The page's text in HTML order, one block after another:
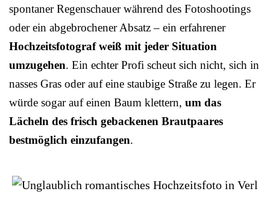
spontaner Regenschauer während des Fotoshootings
oder ein abgebrochener Absatz – ein erfahrener
Hochzeitsfotograf weiß mit jeder Situation
umzugehen. Ein echter Profi scheut sich nicht, sich in
nasses Gras oder auf eine staubige Straße zu legen. Er
würde sogar auf einen Baum klettern, um das
Lächeln des frisch gebackenen Brautpaares
bestmöglich einzufangen.